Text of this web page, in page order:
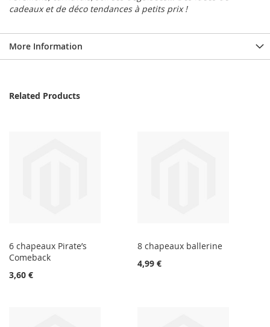
cadeaux et de déco tendances à petits prix !
More Information
Related Products
6 chapeaux Pirate’s
Comeback
3,60 €
8 chapeaux ballerine
4,99 €